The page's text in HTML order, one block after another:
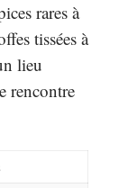
rares à
tissées à
lieu
rencontre